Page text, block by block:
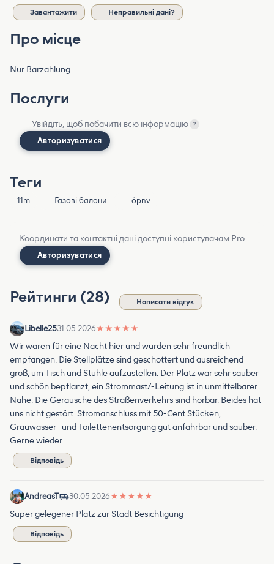
Завантажити Неправильні дані?
Про місце
Nur Barzahlung.
Послуги
Увійдіть, щоб побачити всю інформацію ?
Авторизуватися
Теги
11m Газові балони öpnv
Координати та контактні дані доступні користувачам Pro.
Авторизуватися
Рейтинги (28) Написати відгук
Libelle2531.05.2026★ ★ ★ ★ ★
Wir waren für eine Nacht hier und wurden sehr freundlich
empfangen. Die Stellplätze sind geschottert und ausreichend
groß, um Tisch und Stühle aufzustellen. Der Platz war sehr sauber
und schön bepflanzt, ein Strommast/-Leitung ist in unmittelbarer
Nähe. Die Geräusche des Straßenverkehrs sind hörbar. Beides hat
uns nicht gestört. Stromanschluss mit 50-Cent Stücken,
Grauwasser- und Toilettenentsorgung gut anfahrbar und sauber.
Gerne wieder.
Відповідь
AndreasT 30.05.2026★ ★ ★ ★ ★
Super gelegener Platz zur Stadt Besichtigung
Відповідь